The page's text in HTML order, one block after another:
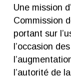
Une mission
Commission
portant sur
l’occasion
l’autorité de